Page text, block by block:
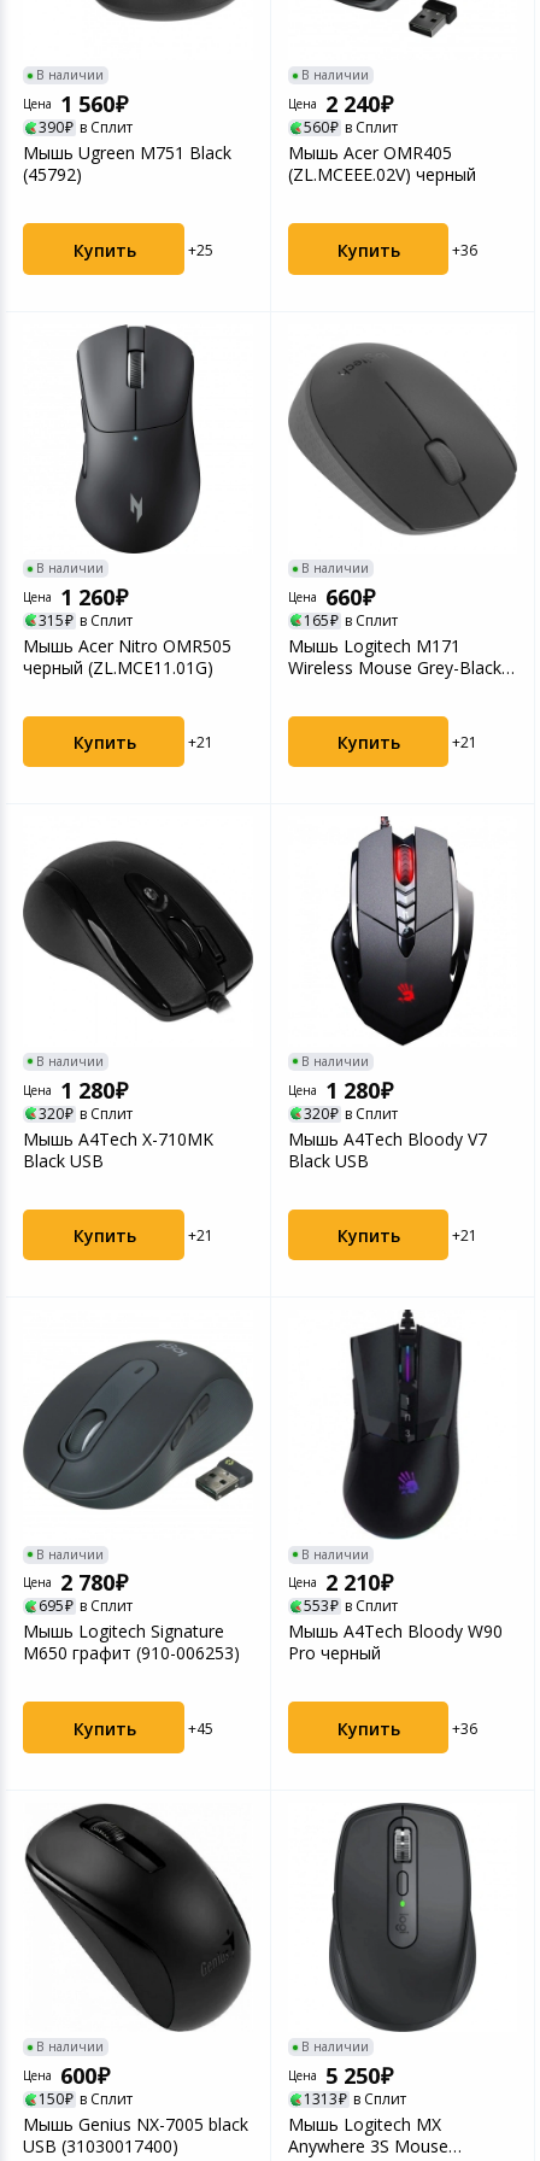
В наличии
Цена
1 560
390 в Сплит
Мышь Ugreen M751 Black
(45792)
Купить +25
В наличии
Цена
2 240
560 в Сплит
Мышь Acer OMR405
(ZL.MCEEE.02V) черный
Купить +36
В наличии
Цена
1 260
315 в Сплит
Мышь Acer Nitro OMR505
черный (ZL.MCE11.01G)
Купить +21
В наличии
Цена
660
165 в Сплит
Мышь Logitech M171
Wireless Mouse Grey-Black
Купить +21
В наличии
Цена
1 280
320 в Сплит
Мышь A4Tech X-710MK
Black USB
Купить +21
В наличии
Цена
1 280
320 в Сплит
Мышь A4Tech Bloody V7
Black USB
Купить +21
В наличии
Цена
2 780
695 в Сплит
Мышь Logitech Signature
M650 графит (910-006253)
Купить +45
В наличии
Цена
2 210
553 в Сплит
Мышь A4Tech Bloody W90
Pro черный
Купить +36
В наличии
Цена
600
150 в Сплит
Мышь Genius NX-7005 black
USB (31030017400)
В наличии
Цена
5 250
1313 в Сплит
Мышь Logitech MX
Anywhere 3S Mouse
Игровые
Цифровые
Музыкальные инструменты
Канцтовары
Аксессуары
Умный дом
Системы безопасности
Системы видеонаблюдения
Уцененные товары